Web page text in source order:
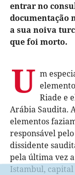
entrar no
documentação
a sua noiva
que foi morto.
U m
Riade e
Arábia Saudita.
elementos
responsável
dissidente
pela última vez
Istambul, capital